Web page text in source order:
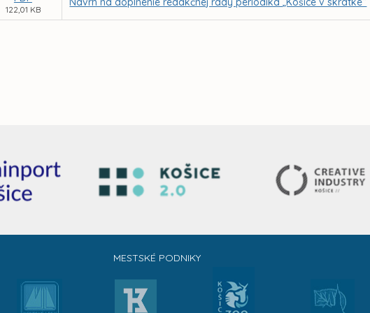
122,01 KB
MESTSKÉ PODNIKY